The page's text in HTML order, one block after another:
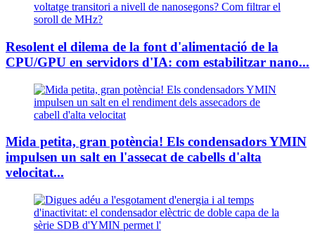
Resolent el dilema de la font d'alimentació de la
CPU/GPU en servidors d'IA: com estabilitzar nano...
Mida petita, gran potència! Els condensadors YMIN
impulsen un salt en l'assecat de cabells d'alta
velocitat...